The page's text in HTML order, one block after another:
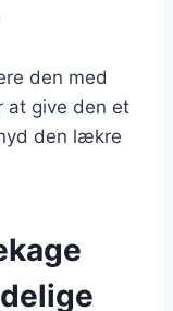
den med
at give den et
den lækre